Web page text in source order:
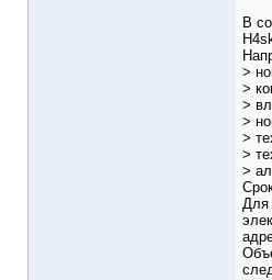
В
>
>
>
>
>
>
>
Для